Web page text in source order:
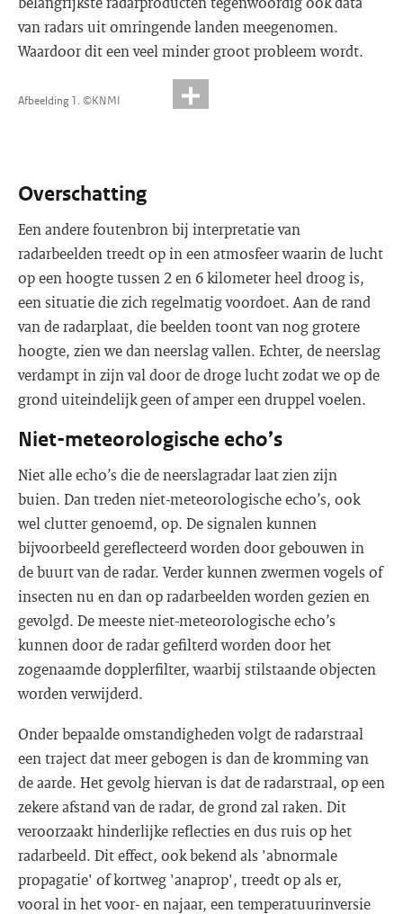
van radars uit omringende landen meegenomen.
Waardoor dit een veel minder groot probleem wordt.
Afbeelding 1. ©KNMI
Overschatting
Een andere foutenbron bij interpretatie van
radarbeelden treedt op in een atmosfeer waarin de lucht
op een hoogte tussen 2 en 6 kilometer heel droog is,
een situatie die zich regelmatig voordoet. Aan de rand
van de radarplaat, die beelden toont van nog grotere
hoogte, zien we dan neerslag vallen. Echter, de neerslag
verdampt in zijn val door de droge lucht zodat we op de
grond uiteindelijk geen of amper een druppel voelen.
Niet-meteorologische echo’s
Niet alle echo’s die de neerslagradar laat zien zijn
buien. Dan treden niet-meteorologische echo’s, ook
wel clutter genoemd, op. De signalen kunnen
bijvoorbeeld gereflecteerd worden door gebouwen in
de buurt van de radar. Verder kunnen zwermen vogels of
insecten nu en dan op radarbeelden worden gezien en
gevolgd. De meeste niet-meteorologische echo’s
kunnen door de radar gefilterd worden door het
zogenaamde dopplerfilter, waarbij stilstaande objecten
worden verwijderd.
Onder bepaalde omstandigheden volgt de radarstraal
een traject dat meer gebogen is dan de kromming van
de aarde. Het gevolg hiervan is dat de radarstraal, op een
zekere afstand van de radar, de grond zal raken. Dit
veroorzaakt hinderlijke reflecties en dus ruis op het
radarbeeld. Dit effect, ook bekend als 'abnormale
propagatie' of kortweg 'anaprop', treedt op als er,
vooral in het voor- en najaar, een temperatuurinversie